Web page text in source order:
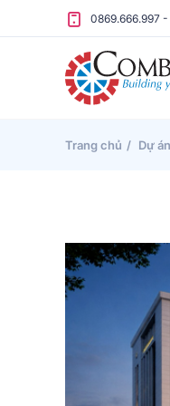
Skip to content
0869.666.997 -
Trang chủ Dự án